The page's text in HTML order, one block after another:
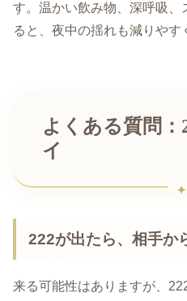
す。温かい飲み物、深呼吸
ると、夜中の揺れも減りやす
よくある質問
イ
222が出たら、相手か
来る可能性はありますが、